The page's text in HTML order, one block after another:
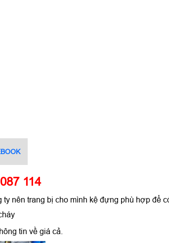
114
nên trang bị cho mình kệ đựng phù hợp để
tin về giá cả.